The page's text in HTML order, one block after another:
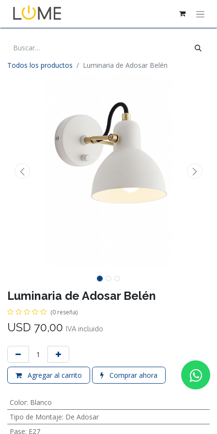
Todos los productos Luminaria de Adosar Belén
Luminaria de Adosar Belén
(0 reseña)
USD 70,00 IVA incluido
Agregar al carrito Comprar ahora
Color: Blanco
Tipo de Montaje: De Adosar
Pase: E27